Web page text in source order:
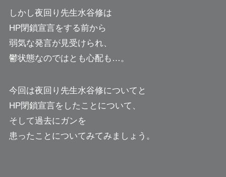
しかし夜回り先生水谷修は
HP閉鎖宣言をする前から
弱気な発言が見受けられ、
鬱状態なのではとも心配も…。
今回は夜回り先生水谷修についてと
HP閉鎖宣言をしたことについて、
そして過去にガンを
患ったことについてみてみましょう。